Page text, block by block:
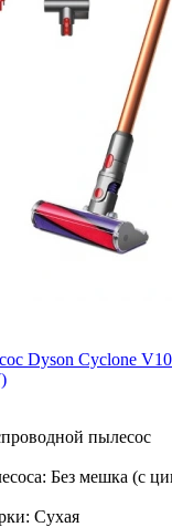
Dyson Cyclone
пылесос
Без мешка (с
Сухая